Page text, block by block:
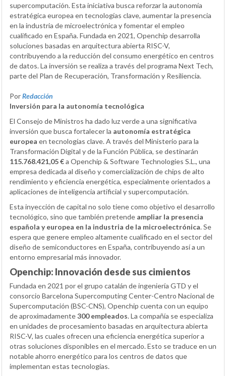
supercomputación. Esta iniciativa busca reforzar la autonomía
estratégica europea en tecnologías clave, aumentar la presencia
en la industria de microelectrónica y fomentar el empleo
cualificado en España. Fundada en 2021, Openchip desarrolla
soluciones basadas en arquitectura abierta RISC-V,
contribuyendo a la reducción del consumo energético en centros
de datos. La inversión se realiza a través del programa Next Tech,
parte del Plan de Recuperación, Transformación y Resiliencia.
PorRedacción
Inversión para la autonomía tecnológica
El Consejo de Ministros ha dado luz verde a una significativa
inversión que busca fortalecer la autonomía estratégica
europea en tecnologías clave. A través del Ministerio para la
Transformación Digital y de la Función Pública, se destinarán
115.768.421,05 €a Openchip & Software Technologies S.L., una
empresa dedicada al diseño y comercialización de chips de alto
rendimiento y eficiencia energética, especialmente orientados a
aplicaciones de inteligencia artificial y supercomputación.
Esta inyección de capital no solo tiene como objetivo el desarrollo
tecnológico, sino que también pretende ampliar la presencia
española y europea en la industria de la microelectrónica. Se
espera que genere empleo altamente cualificado en el sector del
diseño de semiconductores en España, contribuyendo así a un
entorno empresarial más innovador.
Openchip: Innovación desde sus cimientos
Fundada en 2021 por el grupo catalán de ingeniería GTD y el
consorcio Barcelona Supercomputing Center-Centro Nacional de
Supercomputación (BSC-CNS), Openchip cuenta con un equipo
de aproximadamente300 empleados. La compañía se especializa
en unidades de procesamiento basadas en arquitectura abierta
RISC-V, las cuales ofrecen una eficiencia energética superior a
otras soluciones disponibles en el mercado. Esto se traduce en un
notable ahorro energético para los centros de datos que
implementan estas tecnologías.